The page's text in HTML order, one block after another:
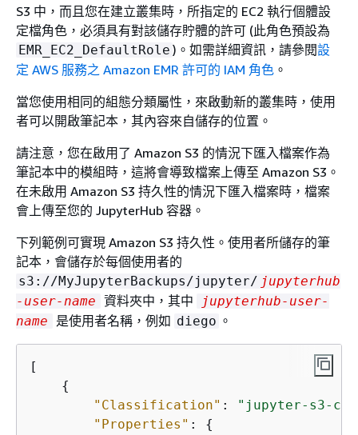
S3 中，而且您在建立叢集時，所指定的 EC2 執行個體設
定檔角色，必須具有對該儲存貯體的許可 (此角色預設為
EMR_EC2_DefaultRole )。如需詳細資訊，請參閱設
定 AWS 服務之 Amazon EMR 許可的 IAM 角色 。
當您使用相同的組態分類屬性，來啟動新的叢集時，使用
者可以開啟筆記本，其內容來自儲存的位置。
請注意，您在啟用了 Amazon S3 的情況下匯入檔案作為
筆記本中的模組時，這將會導致檔案上傳至 Amazon S3。
在未啟用 Amazon S3 持久性的情況下匯入檔案時，檔案
會上傳至您的 JupyterHub 容器。
下列範例可實現 Amazon S3 持久性。使用者所儲存的筆
記本，會儲存於每個使用者的
s3://MyJupyterBackups/jupyter/ jupyterhub
-user-name 資料夾中，其中
jupyterhub-user-
name
是使用者名稱，例如 diego 。
[
{
"Classification" :
"jupyter-s3-
"Properties" : {